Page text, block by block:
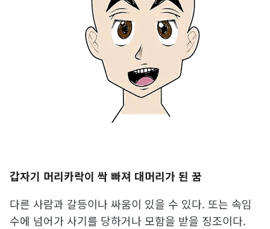
갑자기 머리카락이 싹 빠져 대머리가 된 꿈
다른 사람과 갈등이나 싸움이 있을 수 있다. 또는 속임
수에 넘어가 사기를 당하거나 모함을 받을 징조이다.